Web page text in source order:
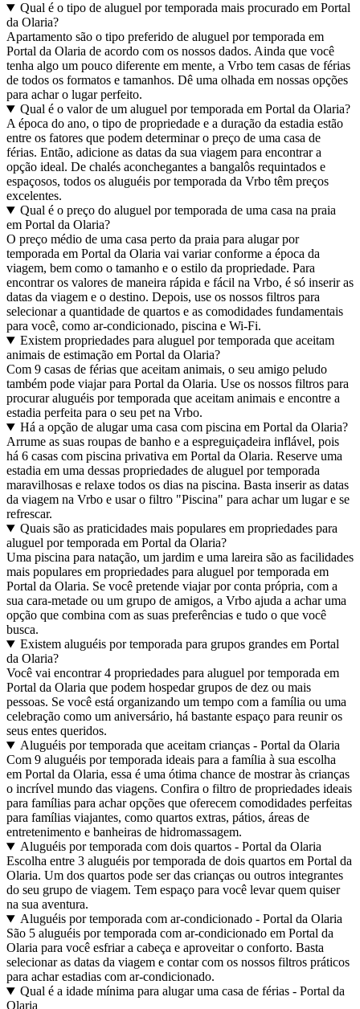
Qual é o tipo de aluguel por temporada mais procurado em Portal
da Olaria?
Apartamento são o tipo preferido de aluguel por temporada em
Portal da Olaria de acordo com os nossos dados. Ainda que você
tenha algo um pouco diferente em mente, a Vrbo tem casas de férias
de todos os formatos e tamanhos. Dê uma olhada em nossas opções
para achar o lugar perfeito.
Qual é o valor de um aluguel por temporada em Portal da Olaria?
A época do ano, o tipo de propriedade e a duração da estadia estão
entre os fatores que podem determinar o preço de uma casa de
férias. Então, adicione as datas da sua viagem para encontrar a
opção ideal. De chalés aconchegantes a bangalôs requintados e
espaçosos, todos os aluguéis por temporada da Vrbo têm preços
excelentes.
Qual é o preço do aluguel por temporada de uma casa na praia
em Portal da Olaria?
O preço médio de uma casa perto da praia para alugar por
temporada em Portal da Olaria vai variar conforme a época da
viagem, bem como o tamanho e o estilo da propriedade. Para
encontrar os valores de maneira rápida e fácil na Vrbo, é só inserir as
datas da viagem e o destino. Depois, use os nossos filtros para
selecionar a quantidade de quartos e as comodidades fundamentais
para você, como ar-condicionado, piscina e Wi-Fi.
Existem propriedades para aluguel por temporada que aceitam
animais de estimação em Portal da Olaria?
Com 9 casas de férias que aceitam animais, o seu amigo peludo
também pode viajar para Portal da Olaria. Use os nossos filtros para
procurar aluguéis por temporada que aceitam animais e encontre a
estadia perfeita para o seu pet na Vrbo.
Há a opção de alugar uma casa com piscina em Portal da Olaria?
Arrume as suas roupas de banho e a espreguiçadeira inflável, pois
há 6 casas com piscina privativa em Portal da Olaria. Reserve uma
estadia em uma dessas propriedades de aluguel por temporada
maravilhosas e relaxe todos os dias na piscina. Basta inserir as datas
da viagem na Vrbo e usar o filtro "Piscina" para achar um lugar e se
refrescar.
Quais são as praticidades mais populares em propriedades para
aluguel por temporada em Portal da Olaria?
Uma piscina para natação, um jardim e uma lareira são as facilidades
mais populares em propriedades para aluguel por temporada em
Portal da Olaria. Se você pretende viajar por conta própria, com a
sua cara-metade ou um grupo de amigos, a Vrbo ajuda a achar uma
opção que combina com as suas preferências e tudo o que você
busca.
Existem aluguéis por temporada para grupos grandes em Portal
da Olaria?
Você vai encontrar 4 propriedades para aluguel por temporada em
Portal da Olaria que podem hospedar grupos de dez ou mais
pessoas. Se você está organizando um tempo com a família ou uma
celebração como um aniversário, há bastante espaço para reunir os
seus entes queridos.
Aluguéis por temporada que aceitam crianças - Portal da Olaria
Com 9 aluguéis por temporada ideais para a família à sua escolha
em Portal da Olaria, essa é uma ótima chance de mostrar às crianças
o incrível mundo das viagens. Confira o filtro de propriedades ideais
para famílias para achar opções que oferecem comodidades perfeitas
para famílias viajantes, como quartos extras, pátios, áreas de
entretenimento e banheiras de hidromassagem.
Aluguéis por temporada com dois quartos - Portal da Olaria
Escolha entre 3 aluguéis por temporada de dois quartos em Portal da
Olaria. Um dos quartos pode ser das crianças ou outros integrantes
do seu grupo de viagem. Tem espaço para você levar quem quiser
na sua aventura.
Aluguéis por temporada com ar-condicionado - Portal da Olaria
São 5 aluguéis por temporada com ar-condicionado em Portal da
Olaria para você esfriar a cabeça e aproveitar o conforto. Basta
selecionar as datas da viagem e contar com os nossos filtros práticos
para achar estadias com ar-condicionado.
Qual é a idade mínima para alugar uma casa de férias - Portal da
Olaria